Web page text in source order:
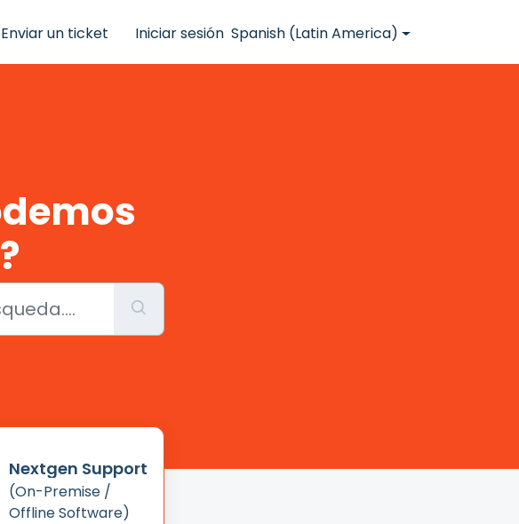
Enviar un ticket Iniciar sesión Spanish (Latin America)
Nextgen Support
(On-Premise /
Offline Software)